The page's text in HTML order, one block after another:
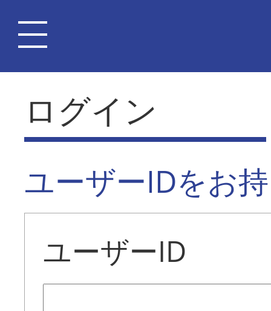
ログイン
ユーザーIDをお
ユーザーID